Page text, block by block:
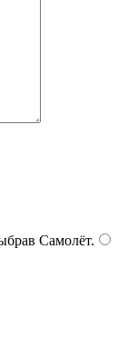
Самолёт.